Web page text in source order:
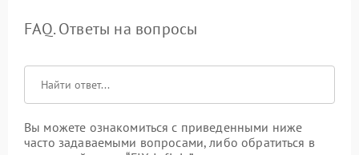
FAQ. Ответы на вопросы
Вы можете ознакомиться с приведенными ниже
часто задаваемыми вопросами, либо обратиться в